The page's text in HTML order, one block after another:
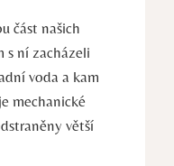
část našich
s ní zacházeli
voda a kam
mechanické
větší